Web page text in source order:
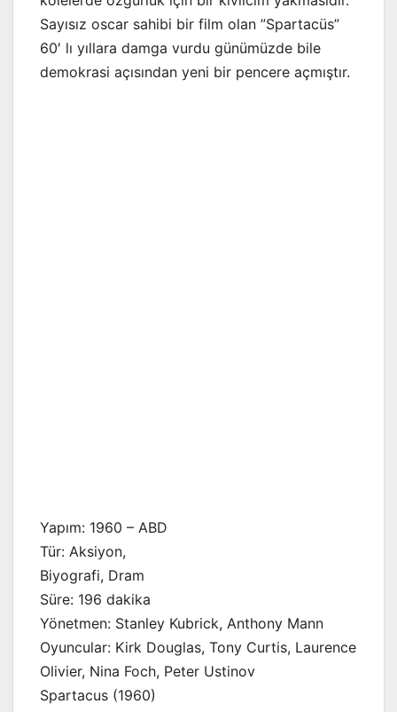
Sayısız oscar sahibi bir film olan ”Spartacüs”
60′ lı yıllara damga vurdu günümüzde bile
demokrasi açısından yeni bir pencere açmıştır.
Yapım: 1960 – ABD
Tür: Aksiyon,
Biyografi, Dram
Süre: 196 dakika
Yönetmen: Stanley Kubrick, Anthony Mann
Oyuncular: Kirk Douglas, Tony Curtis, Laurence
Olivier, Nina Foch, Peter Ustinov
Spartacus (1960)